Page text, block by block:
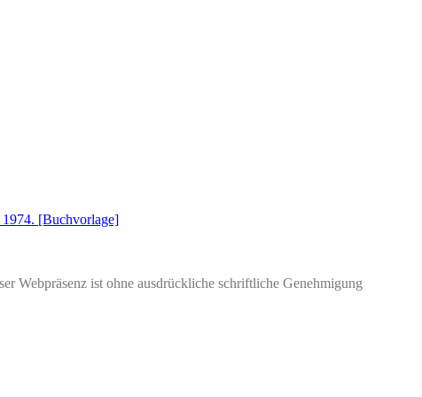
1974. [Buchvorlage]
Webpräsenz ist ohne ausdrückliche schriftliche Genehmigung